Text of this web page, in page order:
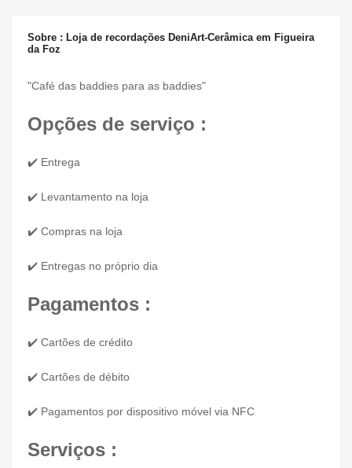
Sobre : Loja de recordações DeniArt-Cerâmica em Figueira
da Foz
"Café das baddies para as baddies"
Opções de serviço :
✔️ Entrega
✔️ Levantamento na loja
✔️ Compras na loja
✔️ Entregas no próprio dia
Pagamentos :
✔️ Cartões de crédito
✔️ Cartões de débito
✔️ Pagamentos por dispositivo móvel via NFC
Serviços :